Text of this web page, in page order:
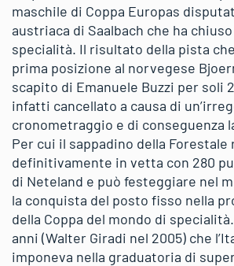
maschile di Coppa Europas
austriaca di Saalbach che ha
specialità. Il risultato della pista
prima posizione al norvegese
scapito di Emanuele Buzzi per soli
infatti cancellato a causa di
cronometraggio e di conseguenza
Per cui il sappadino della Forestale
definitivamente in vetta con 280
di Neteland e può festeggiare nel
la conquista del posto fisso nella
della Coppa del mondo di specialità.
anni (Walter Giradi nel 2005) che
imponeva nella graduatoria di